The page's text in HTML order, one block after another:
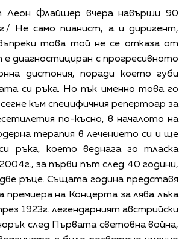
Леон Флайшер вчера навърши 90
Не само пианист, а и диригент,
това той не се отказа от
диагностициран с прогресивното
дистония, поради което губи
си ръка. Но пък именно това го
към специфичния репертоар за
по-късно, в началото на
терапия в лечението си и ще
ръка, което веднага го тласка
за първи път след 40 години,
ръце. Същата година представя
на Концерта за лява лъка
1923г. легендарният австрийски
след Първата световна война,